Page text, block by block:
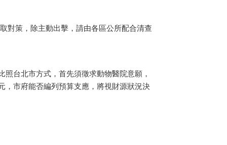
策，除主動出擊，請由各區公所配合清查
台北市方式，首先須徵求動物醫院意願，
，市府能否編列預算支應，將視財源狀況決